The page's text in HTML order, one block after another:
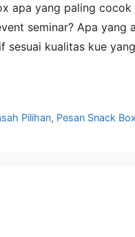
apa yang paling cocok
seminar? Apa yang
sesuai kualitas kue
Pilihan, Pesan Snack Box